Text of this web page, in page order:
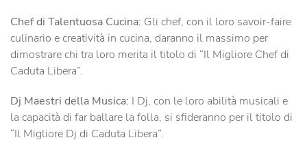
Chef di Talentuosa Cucina: Gli chef, con il loro savoir-faire
culinario e creatività in cucina, daranno il massimo per
dimostrare chi tra loro merita il titolo di “Il Migliore Chef di
Caduta Libera”.
Dj Maestri della Musica: I Dj, con le loro abilità musicali e
la capacità di far ballare la folla, si sfideranno per il titolo di
“Il Migliore Dj di Caduta Libera”.